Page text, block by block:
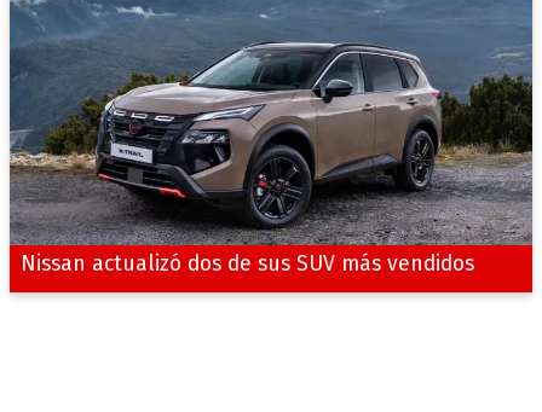
Nissan actualizó dos de sus SUV más vendidos